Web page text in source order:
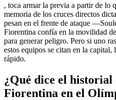
, toca armar la previa a partir de lo
memoria de los cruces directos
pesan en el frente de ataque
Fiorentina confía en la movilidad
para generar peligro. Pero si uno
estos equipos se citan en la
rápido.
¿Qué dice el
Fiorentina en el